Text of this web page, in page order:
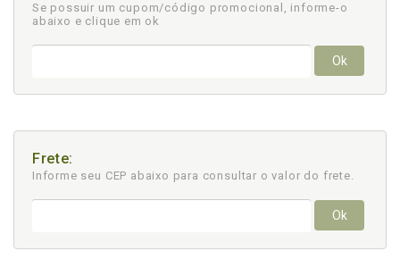
Se possuir um cupom/código promocional, informe-o
abaixo e clique em ok
Ok
Frete:
Informe seu CEP abaixo para consultar o valor do frete.
Ok